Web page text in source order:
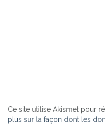
Ce site utilise Akismet pour
plus sur la façon dont les